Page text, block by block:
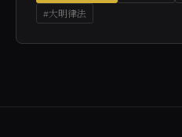
#大明律法